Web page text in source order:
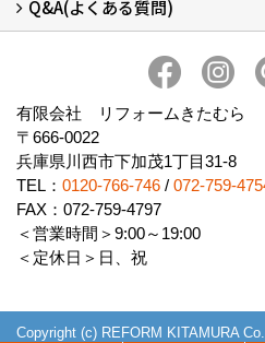
スタッフ紹介
Q&A(よくある質問)
有限会社 リフォームきたむら
〒666-0022
兵庫県川西市下加茂1丁目31-8
TEL： 0120-766-746 / 072-759-
FAX：072-759-4797
＜営業時間＞9:00～19:00
＜定休日＞日、祝
Copyright (c) REFORM KITAMURA